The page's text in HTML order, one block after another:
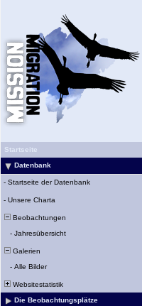
Startseite
Datenbank
- Startseite der Datenbank
- Unsere Charta
Beobachtungen
- Jahresübersicht
Galerien
- Alle Bilder
Websitestatistik
Die Beobachtungsplätze